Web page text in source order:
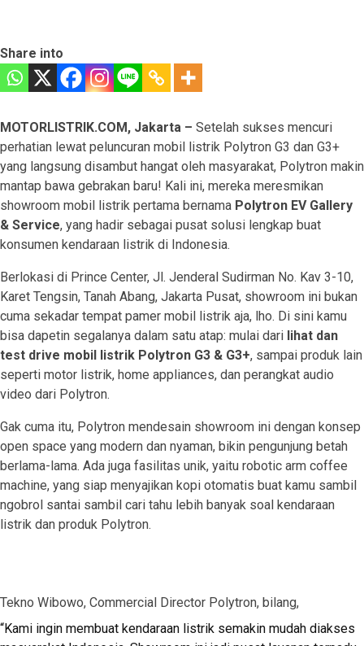
Share into
MOTORLISTRIK.COM, Jakarta – Setelah sukses mencuri
perhatian lewat peluncuran mobil listrik Polytron G3 dan G3+
yang langsung disambut hangat oleh masyarakat, Polytron makin
mantap bawa gebrakan baru! Kali ini, mereka meresmikan
showroom mobil listrik pertama bernama Polytron EV Gallery
& Service, yang hadir sebagai pusat solusi lengkap buat
konsumen kendaraan listrik di Indonesia.
Berlokasi di Prince Center, Jl. Jenderal Sudirman No. Kav 3-10,
Karet Tengsin, Tanah Abang, Jakarta Pusat, showroom ini bukan
cuma sekadar tempat pamer mobil listrik aja, lho. Di sini kamu
bisa dapetin segalanya dalam satu atap: mulai dari lihat dan
test drive mobil listrik Polytron G3 & G3+, sampai produk lain
seperti motor listrik, home appliances, dan perangkat audio
video dari Polytron.
Gak cuma itu, Polytron mendesain showroom ini dengan konsep
open space yang modern dan nyaman, bikin pengunjung betah
berlama-lama. Ada juga fasilitas unik, yaitu robotic arm coffee
machine, yang siap menyajikan kopi otomatis buat kamu sambil
ngobrol santai sambil cari tahu lebih banyak soal kendaraan
listrik dan produk Polytron.
Tekno Wibowo, Commercial Director Polytron, bilang,
“Kami ingin membuat kendaraan listrik semakin mudah diakses